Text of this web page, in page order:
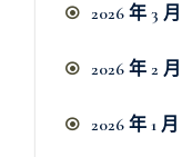
2026 年 3 月
2026 年 2 月
2026 年 1 月